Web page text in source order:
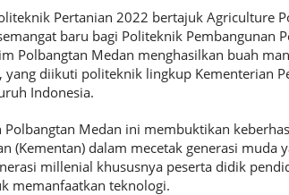
Pertanian 2022 bertajuk Agriculture
baru bagi Politeknik Pembangunan
Polbangtan Medan menghasilkan buah
yang diikuti politeknik lingkup Kementerian
Indonesia.
Polbangtan Medan ini membuktikan
(Kementan) dalam mecetak generasi
millenial khususnya peserta didik
memanfaatkan teknologi.